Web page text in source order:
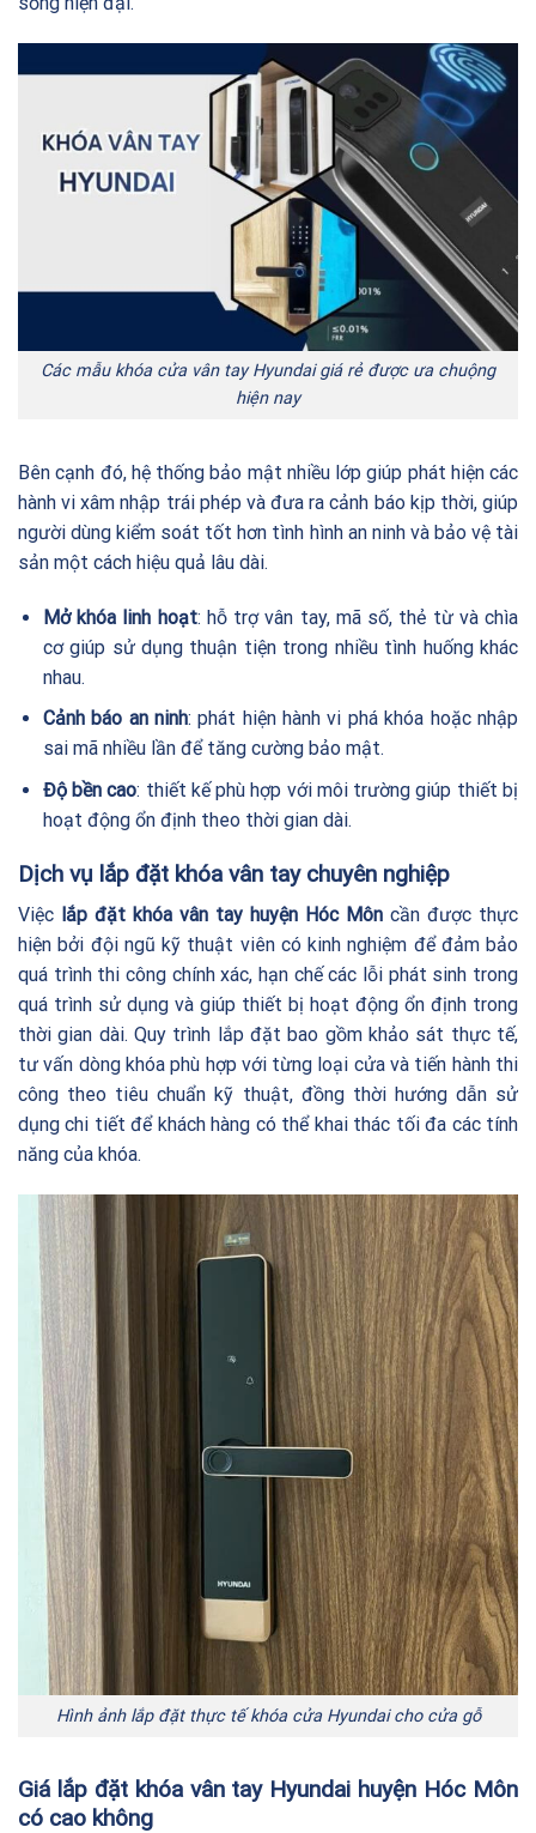
Các mẫu khóa cửa vân tay Hyundai giá rẻ được ưa chuộng
hiện nay
Bên cạnh đó, hệ thống bảo mật nhiều lớp giúp phát hiện các
hành vi xâm nhập trái phép và đưa ra cảnh báo kịp thời, giúp
người dùng kiểm soát tốt hơn tình hình an ninh và bảo vệ tài
sản một cách hiệu quả lâu dài.
Mở khóa linh hoạt: hỗ trợ vân tay, mã số, thẻ từ và chìa
cơ giúp sử dụng thuận tiện trong nhiều tình huống khác
nhau.
Cảnh báo an ninh: phát hiện hành vi phá khóa hoặc nhập
sai mã nhiều lần để tăng cường bảo mật.
Độ bền cao: thiết kế phù hợp với môi trường giúp thiết bị
hoạt động ổn định theo thời gian dài.
Dịch vụ lắp đặt khóa vân tay chuyên nghiệp
Việc lắp đặt khóa vân tay huyện Hóc Môn cần được thực
hiện bởi đội ngũ kỹ thuật viên có kinh nghiệm để đảm bảo
quá trình thi công chính xác, hạn chế các lỗi phát sinh trong
quá trình sử dụng và giúp thiết bị hoạt động ổn định trong
thời gian dài. Quy trình lắp đặt bao gồm khảo sát thực tế,
tư vấn dòng khóa phù hợp với từng loại cửa và tiến hành thi
công theo tiêu chuẩn kỹ thuật, đồng thời hướng dẫn sử
dụng chi tiết để khách hàng có thể khai thác tối đa các tính
năng của khóa.
Hình ảnh lắp đặt thực tế khóa cửa Hyundai cho cửa gỗ
Giá lắp đặt khóa vân tay Hyundai huyện Hóc Môn
có cao không